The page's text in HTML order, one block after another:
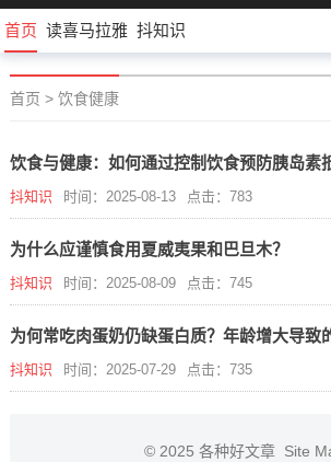
首页 读喜马拉雅 抖知识
首页 > 饮食健康
饮食与健康：如何通过控制饮食预防胰岛素
抖知识 时间：2025-08-13 点击：783
为什么应谨慎食用夏威夷果和巴旦木？
抖知识 时间：2025-08-09 点击：745
为何常吃肉蛋奶仍缺蛋白质？年龄增大导致
抖知识 时间：2025-07-29 点击：735
© 2025 各种好文章 Site